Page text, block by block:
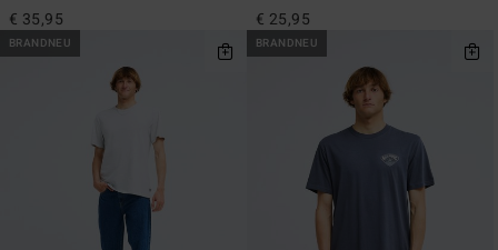
€ 35,95 € 25,95
BRANDNEU BRANDNEU